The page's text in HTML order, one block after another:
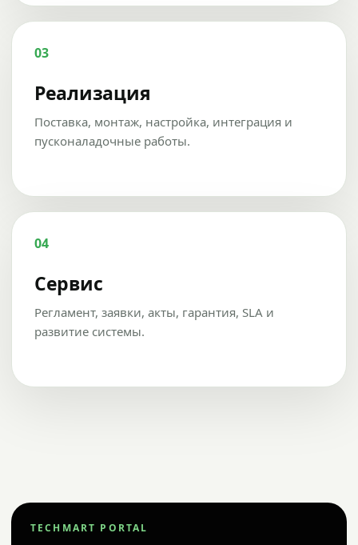
03
Реализация
Поставка, монтаж, настройка, интеграция и
пусконаладочные работы.
04
Сервис
Регламент, заявки, акты, гарантия, SLA и
развитие системы.
TECHMART PORTAL